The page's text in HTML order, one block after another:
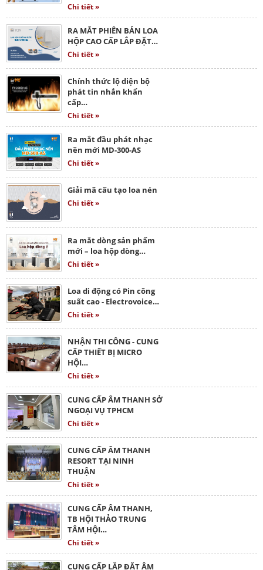
Chi tiết »
RA MẮT PHIÊN BẢN LOA
HỘP CAO CẤP LẮP ĐẶT…
Chi tiết »
Chính thức lộ diện bộ
phát tin nhắn khẩn
cấp…
Chi tiết »
Ra mắt đầu phát nhạc
nền mới MD-300-AS
Chi tiết »
Giải mã cấu tạo loa nén
Chi tiết »
Ra mắt dòng sản phẩm
mới – loa hộp dòng…
Chi tiết »
Loa di động có Pin công
suất cao - Electrovoice…
Chi tiết »
NHẬN THI CÔNG - CUNG
CẤP THIẾT BỊ MICRO
HỘI…
Chi tiết »
CUNG CẤP ÂM THANH SỞ
NGOẠI VỤ TPHCM
Chi tiết »
CUNG CẤP ÂM THANH
RESORT TẠI NINH
THUẬN
Chi tiết »
CUNG CẤP ÂM THANH,
TB HỘI THẢO TRUNG
TÂM HỘI…
Chi tiết »
CUNG CẤP LẮP ĐẶT ÂM